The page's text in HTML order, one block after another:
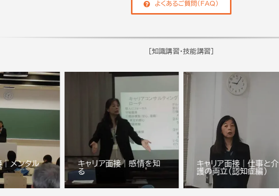
よくあるご質問（FAQ）
[知識講習・技能講習]
｜メンタル
キャリア面接｜感情を知
る
キャリア面接｜仕事と介
護の両立(認知症編)